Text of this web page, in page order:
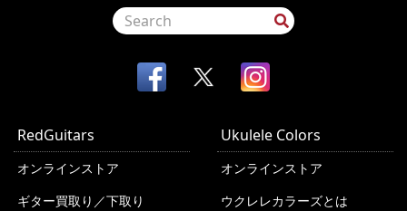
RedGuitars
オンラインストア
ギター買取り／下取り
Ukulele Colors
オンラインストア
ウクレレカラーズとは